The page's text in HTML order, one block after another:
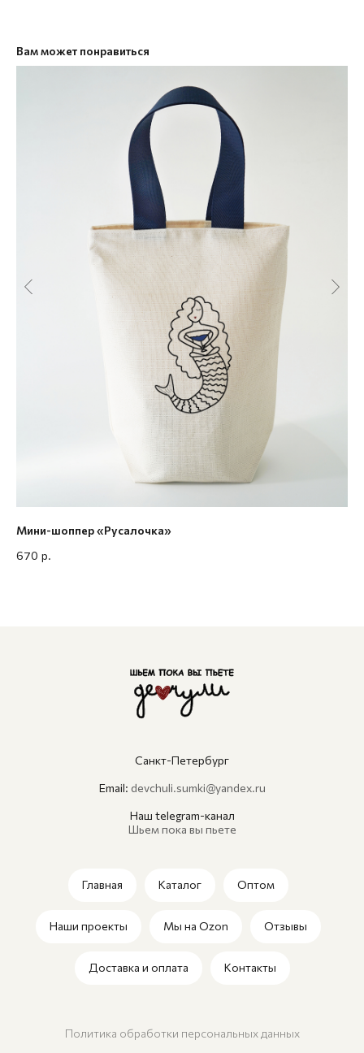
Вам может понравиться
Мини-шоппер «Русалочка»
670 р.
Санкт-Петербург
Email: devchuli.sumki@yandex.ru
Наш telegram-канал
Шьем пока вы пьете
Главная Каталог Оптом
Наши проекты Мы на Ozon Отзывы
Доставка и оплата Контакты
Политика обработки персональных данных